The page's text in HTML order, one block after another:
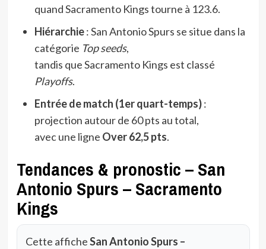
quand Sacramento Kings tourne à 123.6.
Hiérarchie: San Antonio Spurs se situe dans la
catégorie Top seeds,
tandis que Sacramento Kings est classé
Playoffs.
Entrée de match (1er quart-temps):
projection autour de 60 pts au total,
avec une ligne Over 62,5 pts.
Tendances & pronostic – San
Antonio Spurs – Sacramento
Kings
Cette afficheSan Antonio Spurs –